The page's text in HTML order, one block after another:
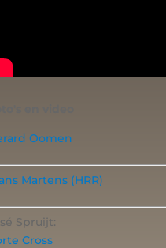
Oomen
Martens (HRR)
Spruijt:
Cross